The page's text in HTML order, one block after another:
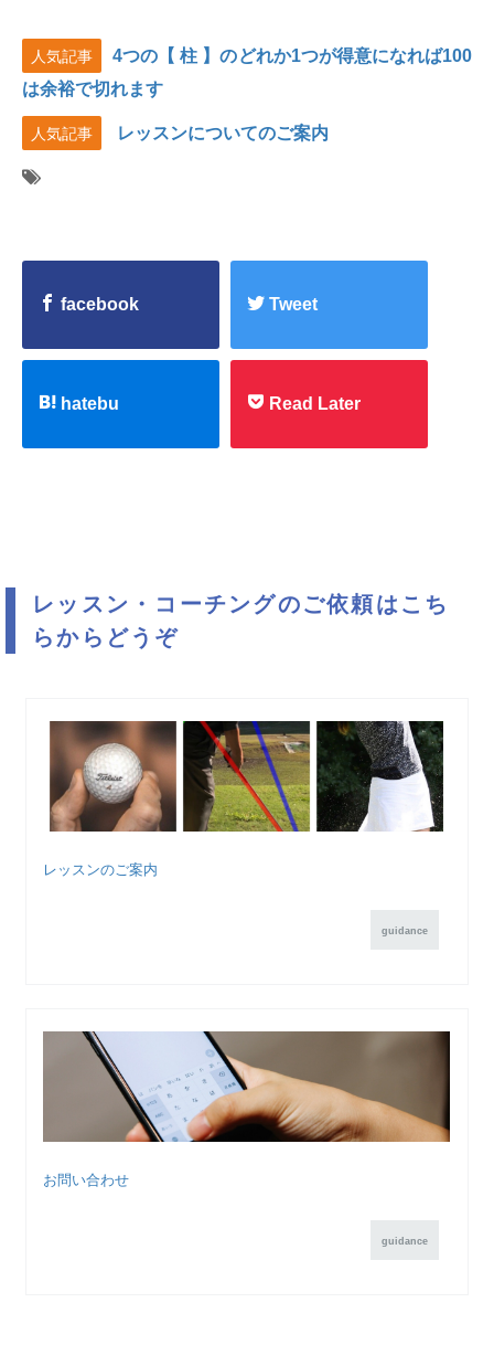
人気記事
4つの【 柱 】のどれか1つが得意になれば100
は余裕で切れます
人気記事 レッスンについてのご案内
facebook Tweet
hatebu Read Later
レッスン・コーチングのご依頼はこち
らからどうぞ
レッスンのご案内
guidance
お問い合わせ
guidance